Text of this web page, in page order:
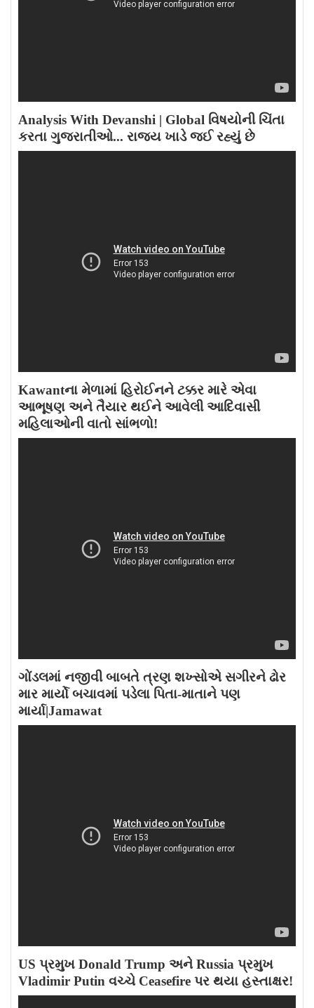
Analysis With Devanshi | Global વિષયોની ચિંતા
કરતા ગુજરાતીઓ... રાજ્ય ખાડે જઈ રહ્યું છે
Kawantના મેળામાં હિરોઈનને ટક્કર મારે એવા
આભૂષણ અને તૈયાર થઈને આવેલી આદિવાસી
મહિલાઓની વાતો સાંભળો!
ગોંડલમાં નજીવી બાબતે ત્રણ શખ્સોએ સગીરને ઢોર
માર માર્યો બચાવમાં પડેલા પિતા-માતાને પણ
માર્યા|Jamawat
US પ્રમુખ Donald Trump અને Russia પ્રમુખ
Vladimir Putin વચ્ચે Ceasefire પર થયા હસ્તાક્ષર!